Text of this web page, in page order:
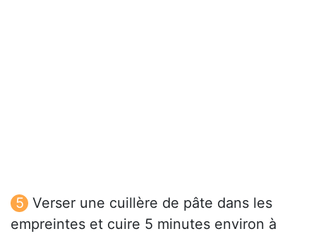
Verser une cuillère de pâte dans les
empreintes et cuire 5 minutes environ à